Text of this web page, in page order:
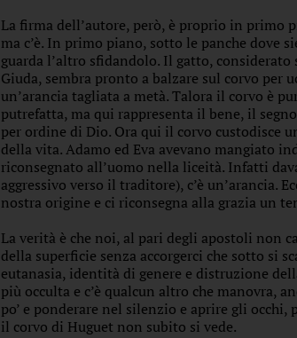
La firma dell’autore, però, è proprio in primo
ma c’è. In primo piano, sotto le panche dove
guarda l’altro sfidandolo. Il gatto,
Giuda, sembra pronto a balzare sul corvo
un’arancia tagliata a metà. Talora il corvo è
putrefatta, ma qui rappresenta il bene, il
per ordine di Dio. Ora qui il corvo custodisce
della vita. Adamo ed Eva avevano mangiato
riconsegnato all’uomo nella liceità. Infatti
aggressivo verso il traditore), c’è un’arancia.
nostra origine e ci riconsegna alla grazia un
La verità è che noi, al pari degli apostoli non
della superficie senza accorgerci che sotto si
eutanasia, identità di genere e distruzione
più occulta e c’è qualcun altro che manovra,
po’ e ponderare nel silenzio e aprire gli
il corvo di Huguet non subito si vede.